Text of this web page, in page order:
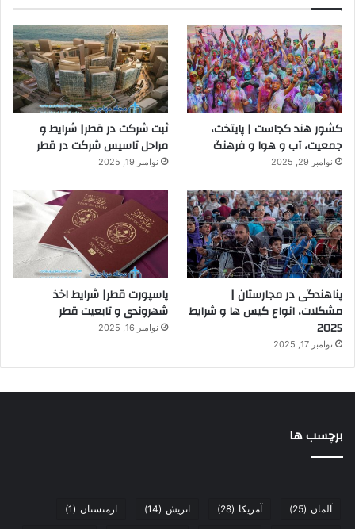
کشور هند کجاست | پایتخت،
جمعیت، آب و هوا و فرهنگ
نوامبر 29, 2025
ثبت شرکت در قطر| شرایط و
مراحل تاسیس شرکت در قطر
نوامبر 19, 2025
پناهندگی در مجارستان |
مشکلات، انواع کیس ها و شرایط
2025
نوامبر 17, 2025
پاسپورت قطر| شرایط اخذ
شهروندی و تابعیت قطر
نوامبر 16, 2025
برچسب ها
آلمان (25) آمریکا (28) اتریش (14) ارمنستان (1)